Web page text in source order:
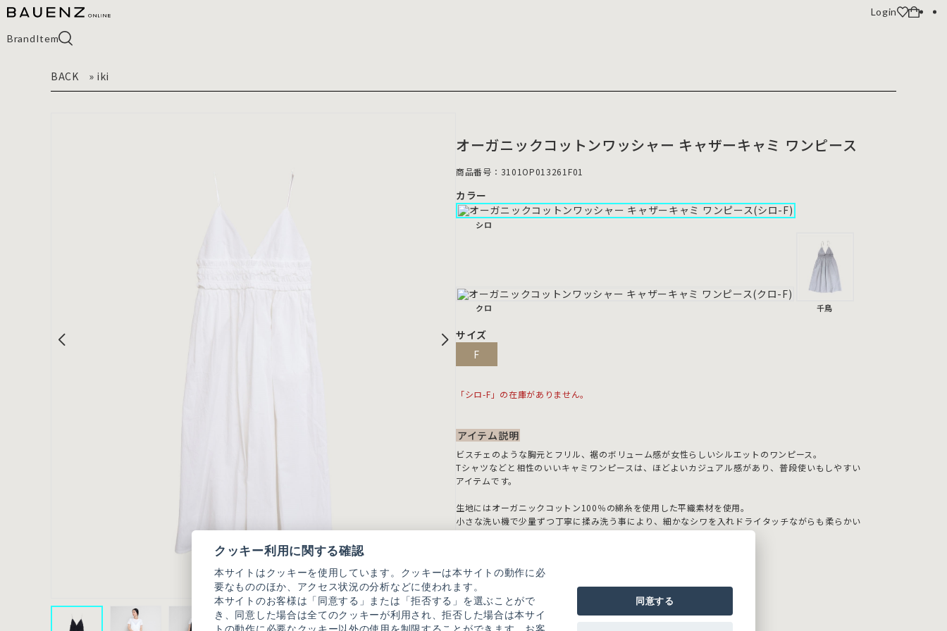
Login
BrandItem
BACK » iki
オーガニックコットンワッシャー キャザーキャミ ワンピース
商品番号：3101OP013261F01
カラー
シロ
クロ 千鳥
サイズ
F
「シロ-F」の在庫がありません。
アイテム説明
ビスチェのような胸元とフリル、裾のボリューム感が女性らしいシルエットのワンピース。
Tシャツなどと相性のいいキャミワンピースは、ほどよいカジュアル感があり、普段使いもしやすい
アイテムです。
生地にはオーガニックコットン100％の綿糸を使用した平織素材を使用。
小さな洗い機で少量ずつ丁寧に揉み洗う事により、細かなシワを入れドライタッチながらも柔らかい
風合いが特徴の生地です。
カラー展開：シロ、クロ、千鳥
-----------------------
透け感：シロのみややあり、他なし
クッキー利用に関する確認
本サイトはクッキーを使用しています。クッキーは本サイトの動作に必
要なもののほか、アクセス状況の分析などに使われます。
本サイトのお客様は「同意する」または「拒否する」を選ぶことがで
き、同意した場合は全てのクッキーが利用され、拒否した場合は本サイ
同意する